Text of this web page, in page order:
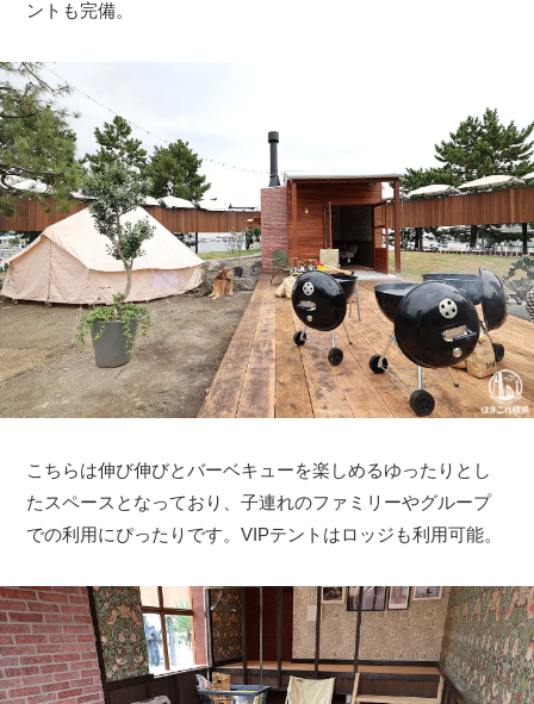
ントも完備。
こちらは伸び伸びとバーベキューを楽しめるゆったりとし
たスペースとなっており、子連れのファミリーやグループ
での利用にぴったりです。VIPテントはロッジも利用可能。